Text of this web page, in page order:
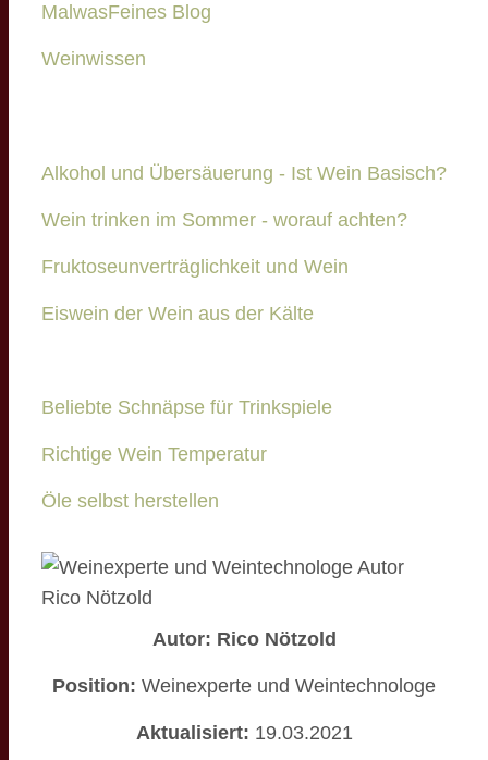
MalwasFeines Blog
Weinwissen
Alkohol und Übersäuerung - Ist Wein Basisch?
Wein trinken im Sommer - worauf achten?
Fruktoseunverträglichkeit und Wein
Eiswein der Wein aus der Kälte
Beliebte Schnäpse für Trinkspiele
Richtige Wein Temperatur
Öle selbst herstellen
Autor: Rico Nötzold
Position: Weinexperte und Weintechnologe
Aktualisiert: 19.03.2021